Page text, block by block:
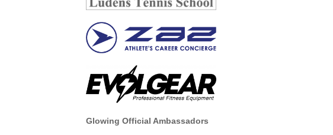
Glowing Official Ambassadors